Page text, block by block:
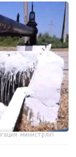
министрлігі